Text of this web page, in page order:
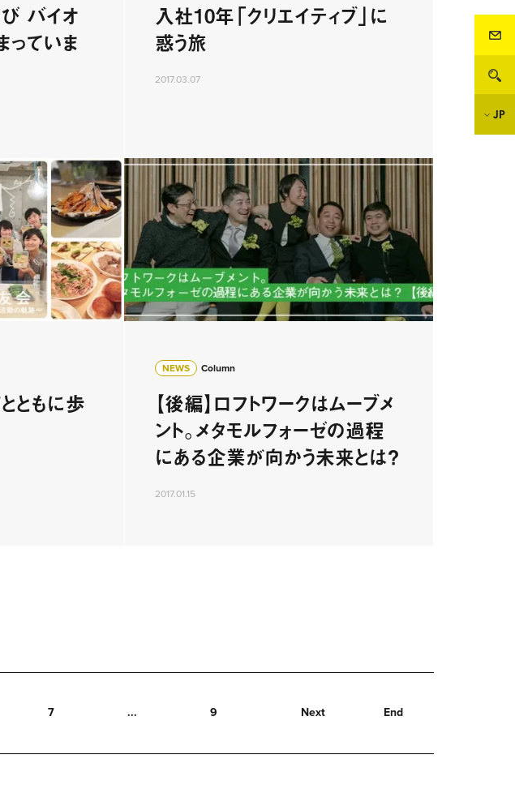
JP
バイオ
っていま
入社10年「クリエイティブ」に
惑う旅
2017.03.07
もに歩
NEWS Column
【後編】ロフトワークはムーブメ
ント。メタモルフォーゼの過程
にある企業が向かう未来とは？
2017.01.15
7 ... 9 Next End